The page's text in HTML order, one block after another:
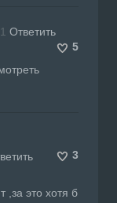
Ответить
5
3
,за это хотя б